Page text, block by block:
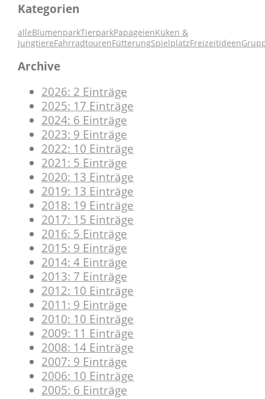
Kategorien
alleBlumenparkTierparkPapageienKüken &
JungtiereFahrradtourenFütterungSpielplatzFreizeitideen
Archive
2026: 2 Einträge
2025: 17 Einträge
2024: 6 Einträge
2023: 9 Einträge
2022: 10 Einträge
2021: 5 Einträge
2020: 13 Einträge
2019: 13 Einträge
2018: 19 Einträge
2017: 15 Einträge
2016: 5 Einträge
2015: 9 Einträge
2014: 4 Einträge
2013: 7 Einträge
2012: 10 Einträge
2011: 9 Einträge
2010: 10 Einträge
2009: 11 Einträge
2008: 14 Einträge
2007: 9 Einträge
2006: 10 Einträge
2005: 6 Einträge